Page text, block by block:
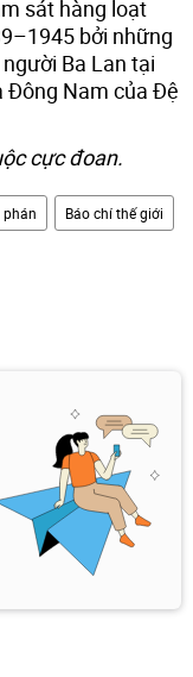
sát hàng loạt
bởi những
Ba Lan tại
Đông Nam của Đệ
cực đoan.
Báo chí thế giới